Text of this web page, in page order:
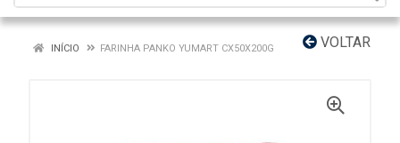
VOLTAR
INÍCIO FARINHA PANKO YUMART CX50X200G